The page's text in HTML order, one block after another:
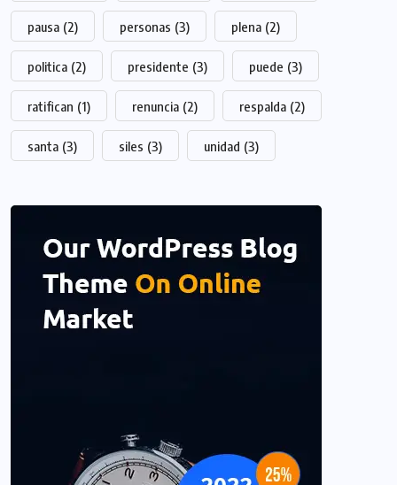
pausa (2) personas (3) plena (2)
politica (2) presidente (3) puede (3)
ratifican (1) renuncia (2) respalda (2)
santa (3) siles (3) unidad (3)